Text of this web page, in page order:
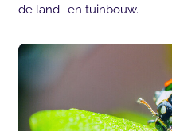
de land- en tuinbouw.